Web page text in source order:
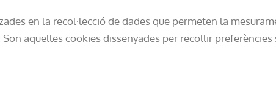
en la recol·lecció de dades que permeten la
Son aquelles cookies dissenyades per recollir